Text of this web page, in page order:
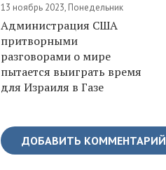
13 ноябрь 2023, Понедельник
Администрация США
притворными
разговорами о мире
пытается выиграть время
для Израиля в Газе
ДОБАВИТЬ КОММЕНТАРИЙ